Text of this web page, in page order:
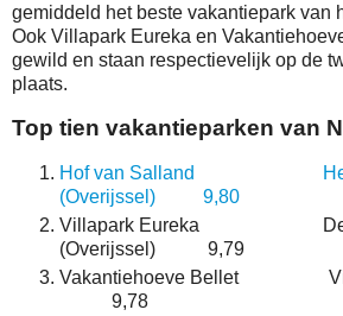
gemiddeld het beste vakantiepark van
Ook Villapark Eureka en
gewild en staan respectievelijk op de
plaats.
Top tien vakantieparken van
Hof van Salland
(Overijssel) 9,80
Villapark Eureka
(Overijssel) 9,79
Vakantiehoeve Bellet
9,78